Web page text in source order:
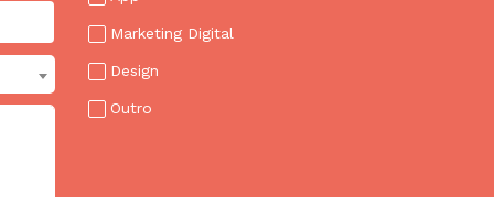
Marketing Digital
Design
Outro